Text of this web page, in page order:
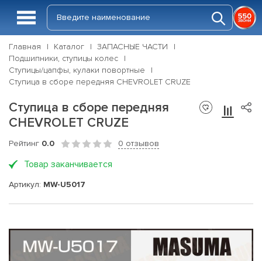
Главная Каталог
ЗАПАСНЫЕ ЧАСТИ
Подшипники, ступицы колес
Ступицы/цапфы, кулаки повортные
Ступица в сборе передняя CHEVROLET CRUZE
Ступица в сборе передняя
CHEVROLET CRUZE
Рейтинг 0.0 0 отзывов
Товар заканчивается
Артикул: MW-U5017